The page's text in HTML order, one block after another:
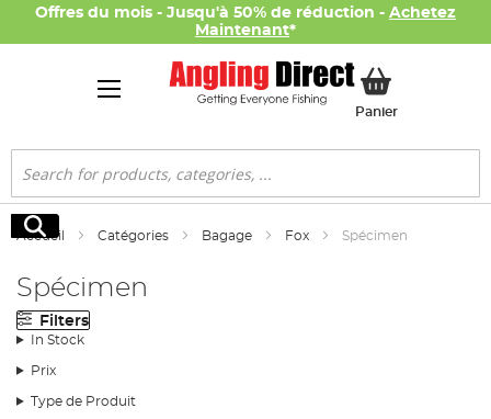
Offres du mois - Jusqu'à 50% de réduction - Achetez
Maintenant*
PanierMon panier
Rechercher
Rechercher
Accueil Catégories Bagage Fox Spécimen
Spécimen
Filters
In Stock
Prix
Type de Produit